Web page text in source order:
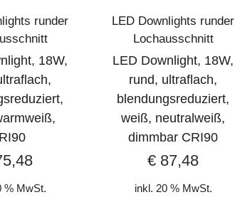
runder
18W,
% MwSt.
LED Downlights runder
Lochausschnitt
LED Downlight, 18W,
rund, ultraflach,
blendungsreduziert,
weiß, neutralweiß,
dimmbar CRI90
€ 87,48
inkl. 20 % MwSt.